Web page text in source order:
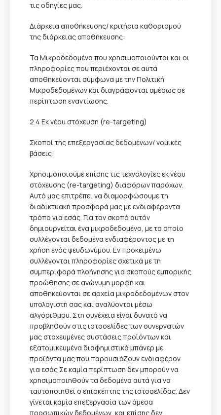
τις οδηγίες μας.
Διάρκεια αποθήκευσης/ κριτήρια καθορισμού
της διάρκειας αποθήκευσης:
Τα Μικροδεδομένα που χρησιμοποιούνται και οι
πληροφορίες που περιέχονται σε αυτά
αποθηκεύονται σύμφωνα με την Πολιτική
Μικροδεδομένων και διαγράφονται αμέσως σε
περίπτωση εναντίωσης.
2.4 Εκ νέου στόχευση (re-targeting)
Σκοποί της επεξεργασίας δεδομένων/ νομικές
βάσεις:
Χρησιμοποιούμε επίσης τις τεχνολογίες εκ νέου
στόχευσης (re-targeting) διαφόρων παρόχων.
Αυτό μας επιτρέπει να διαμορφώσουμε τη
διαδικτυακή προσφορά μας με ενδιαφέροντα
τρόπο για εσάς. Για τον σκοπό αυτόν
δημιουργείται ένα μικροδεδομένο, με το οποίο
συλλέγονται δεδομένα ενδιαφέροντος με τη
χρήση ενός ψευδωνύμου. Εν προκειμένω
συλλέγονται πληροφορίες σχετικά με τη
συμπεριφορά πλοήγησης για σκοπούς εμπορικής
προώθησης σε ανώνυμη μορφή και
αποθηκεύονται σε αρχεία μικροδεδομένων στον
υπολογιστή σας και αναλύονται μέσω
αλγόριθμου. Στη συνέχεια είναι δυνατό να
προβληθούν στις ιστοσελίδες των συνεργατών
μας στοχευμένες συστάσεις προϊόντων και
εξατομικευμένα διαφημιστικά μπάνερ με
προϊόντα μας που παρουσιάζουν ενδιαφέρον
για εσάς Σε καμία περίπτωση δεν μπορούν να
χρησιμοποιηθούν τα δεδομένα αυτά για να
ταυτοποιηθεί ο επισκέπτης της ιστοσελίδας. Δεν
γίνεται καμία επεξεργασία των άμεσα
προσωπικών δεδομένων, και επίσης δεν